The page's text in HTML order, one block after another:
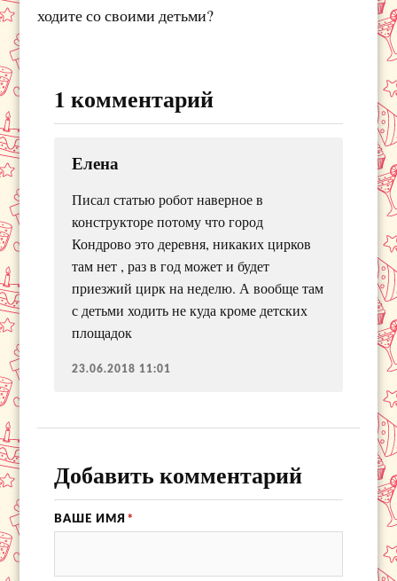
ходите со своими детьми?
1 комментарий
Елена
Писал статью робот наверное в
конструкторе потому что город
Кондрово это деревня, никаких цирков
там нет , раз в год может и будет
приезжий цирк на неделю. А вообще там
с детьми ходить не куда кроме детских
площадок
23.06.2018 11:01
Добавить комментарий
ВАШЕ ИМЯ *